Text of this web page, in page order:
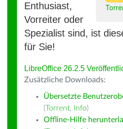
Enthusiast,
Vorreiter oder
Spezialist sind, ist
für Sie!
LibreOffice 26.2.5
Zusätzliche Downloads:
Übersetzte
(Torrent, Info)
Offline-Hilfe